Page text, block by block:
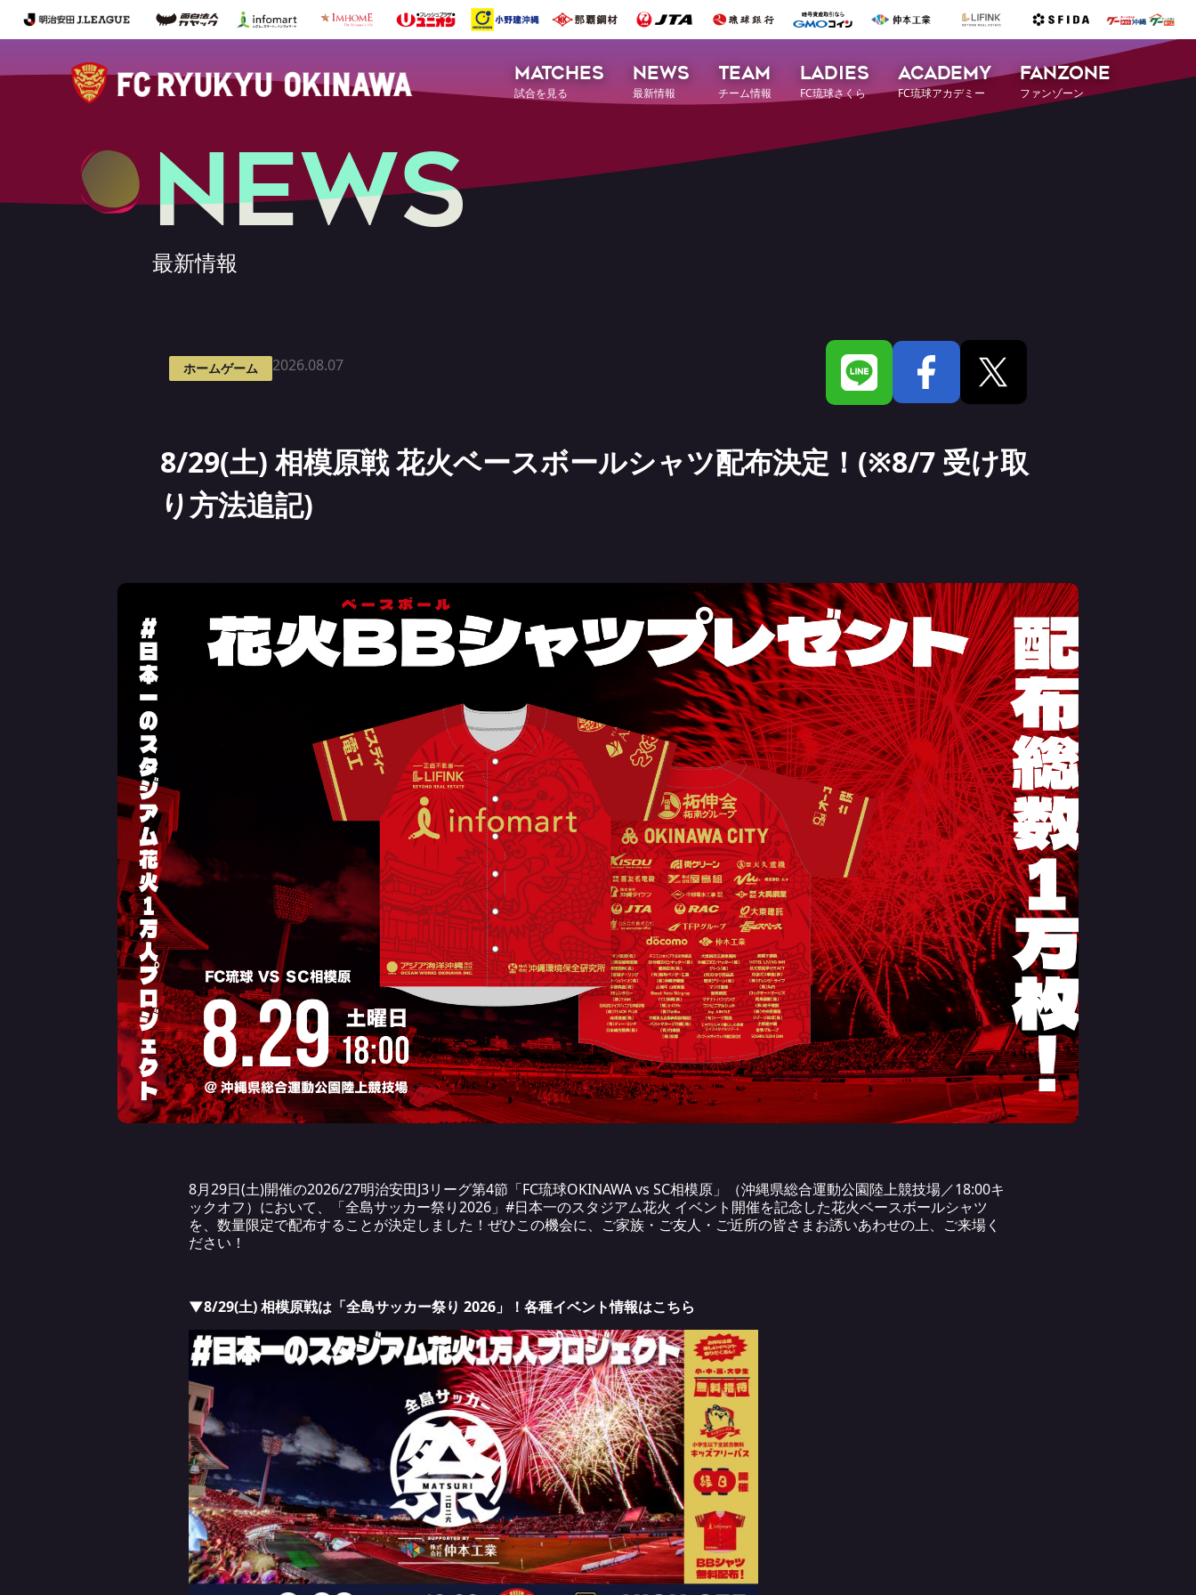
MATCHES
試合を見る
NEWS
最新情報
TEAM
チーム情報
LADIES
FC琉球さくら
ACADEMY
FC琉球アカデミー
FANZONE
ファンゾーン
NEWS
最新情報
ホームゲーム 2026.08.07
8/29(土) 相模原戦 花火ベースボールシャツ配布決定！(※8/7 受け取
り方法追記)
8月29日(土)開催の2026/27明治安田J3リーグ第4節「FC琉球OKINAWA vs SC相模原」（沖縄県総合運動公園陸上競技場／18:00キ
ックオフ）において、「全島サッカー祭り2026」#日本一のスタジアム花火 イベント開催を記念した花火ベースボールシャツ
を、数量限定で配布することが決定しました！ぜひこの機会に、ご家族・ご友人・ご近所の皆さまお誘いあわせの上、ご来場く
ださい！
▼8/29(土) 相模原戦は「全島サッカー祭り 2026」！各種イベント情報はこちら